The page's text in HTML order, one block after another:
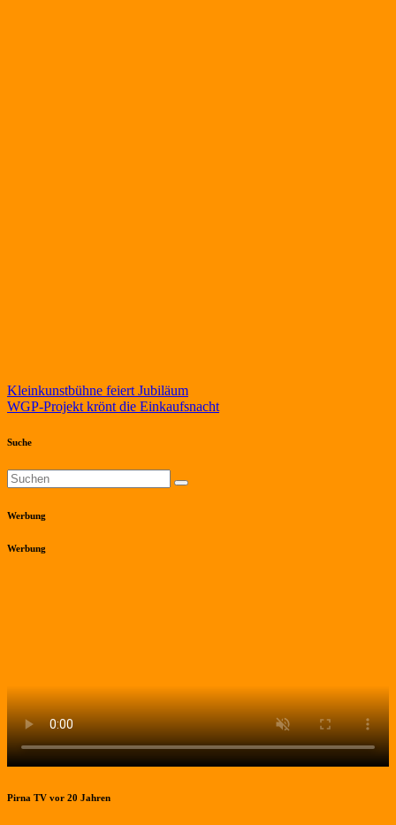
Beitragsnavigation
Kleinkunstbühne feiert Jubiläum
WGP-Projekt krönt die Einkaufsnacht
Suche
Werbung
Werbung
Pirna TV vor 20 Jahren